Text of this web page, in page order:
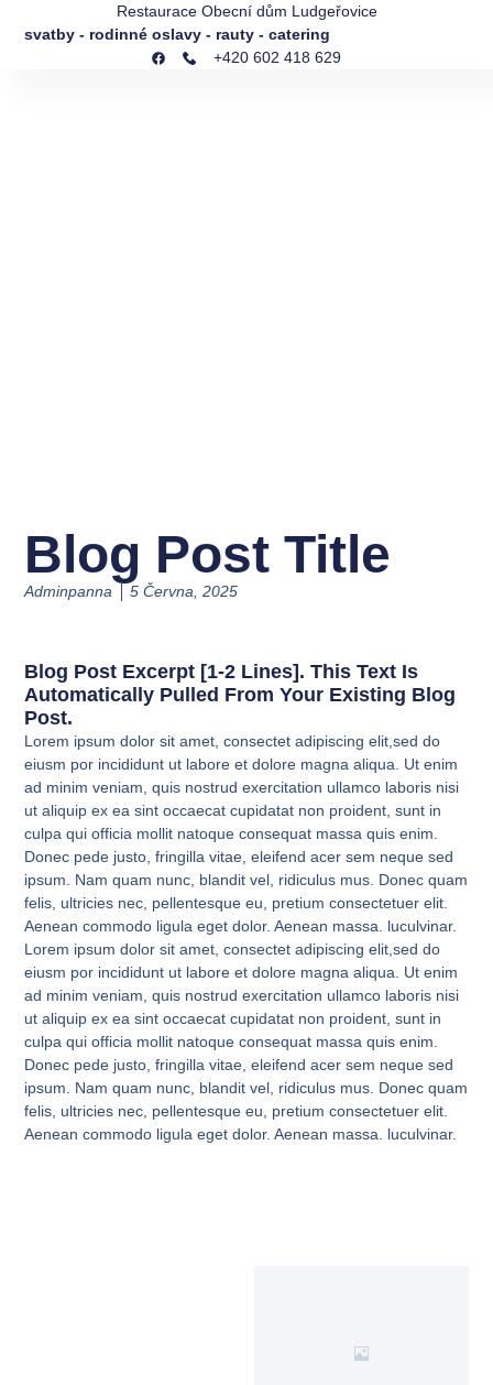
Restaurace Obecní dům Ludgeřovice
svatby - rodinné oslavy - rauty - catering
+420 602 418 629
Blog Post Title
Adminpanna 5 Června, 2025
Blog Post Excerpt [1-2 Lines]. This Text Is
Automatically Pulled From Your Existing Blog
Post.
Lorem ipsum dolor sit amet, consectet adipiscing elit,sed do
eiusm por incididunt ut labore et dolore magna aliqua. Ut enim
ad minim veniam, quis nostrud exercitation ullamco laboris nisi
ut aliquip ex ea sint occaecat cupidatat non proident, sunt in
culpa qui officia mollit natoque consequat massa quis enim.
Donec pede justo, fringilla vitae, eleifend acer sem neque sed
ipsum. Nam quam nunc, blandit vel, ridiculus mus. Donec quam
felis, ultricies nec, pellentesque eu, pretium consectetuer elit.
Aenean commodo ligula eget dolor. Aenean massa. luculvinar.
Lorem ipsum dolor sit amet, consectet adipiscing elit,sed do
eiusm por incididunt ut labore et dolore magna aliqua. Ut enim
ad minim veniam, quis nostrud exercitation ullamco laboris nisi
ut aliquip ex ea sint occaecat cupidatat non proident, sunt in
culpa qui officia mollit natoque consequat massa quis enim.
Donec pede justo, fringilla vitae, eleifend acer sem neque sed
ipsum. Nam quam nunc, blandit vel, ridiculus mus. Donec quam
felis, ultricies nec, pellentesque eu, pretium consectetuer elit.
Aenean commodo ligula eget dolor. Aenean massa. luculvinar.